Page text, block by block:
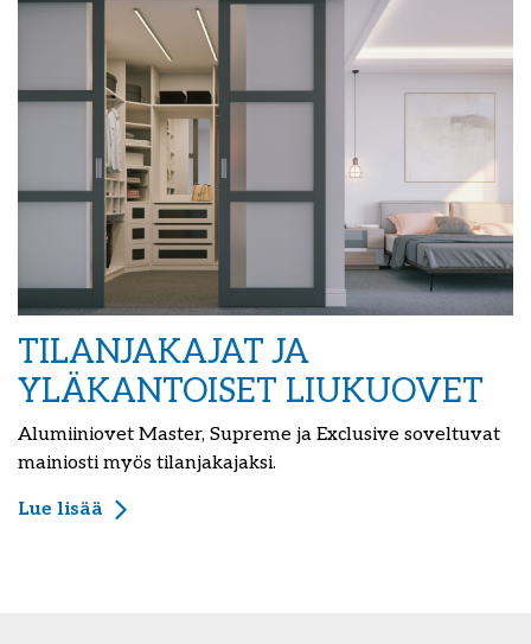
TILANJAKAJAT JA
YLÄKANTOISET LIUKUOVET
Alumiiniovet Master, Supreme ja Exclusive soveltuvat
mainiosti myös tilanjakajaksi.
Lue lisää